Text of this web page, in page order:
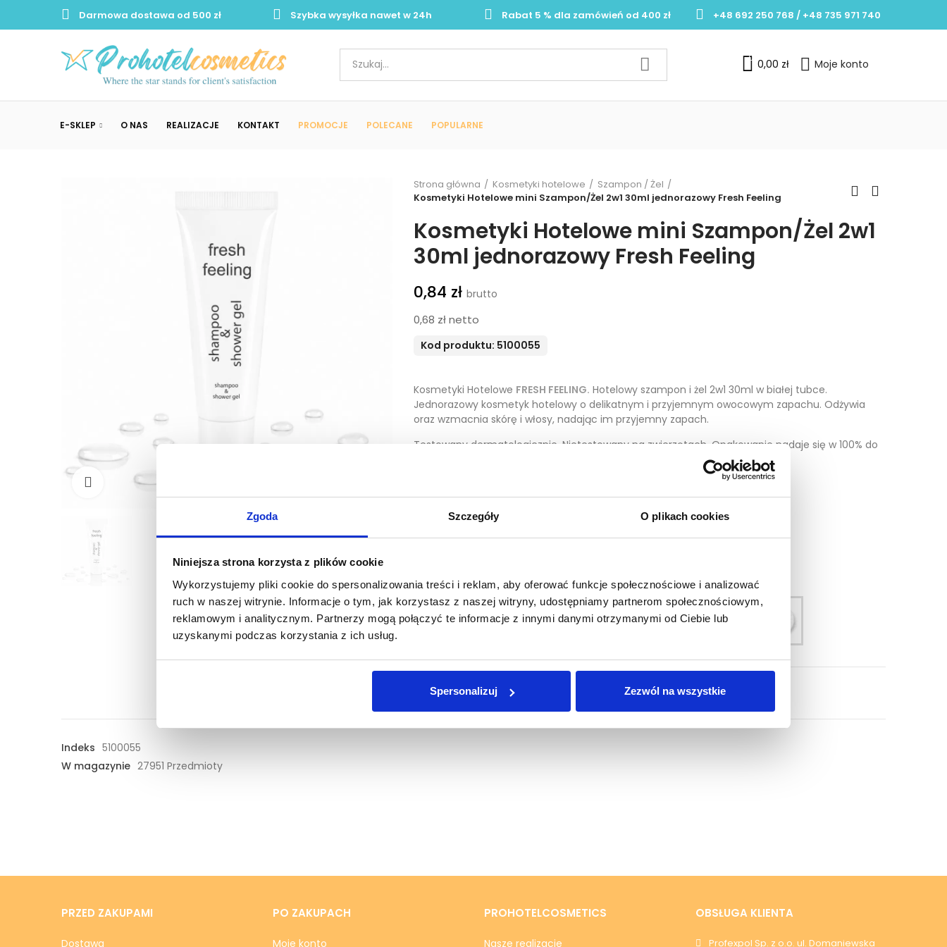
Zgoda Szczegóły O plikach cookies
Niniejsza strona korzysta z plików cookie
Wykorzystujemy pliki cookie do spersonalizowania treści i reklam, aby oferować funkcje społecznościowe i analizować
ruch w naszej witrynie. Informacje o tym, jak korzystasz z naszej witryny, udostępniamy partnerom społecznościowym,
reklamowym i analitycznym. Partnerzy mogą połączyć te informacje z innymi danymi otrzymanymi od Ciebie lub
uzyskanymi podczas korzystania z ich usług.
Spersonalizuj Zezwól na wszystkie
Darmowa dostawa od 500 zł Szybka wysyłka nawet w 24h Rabat 5 % dla zamówień od 400 zł +48 692 250 768 / +48 735 971 740
0 0,00 zł Moje konto
E-SKLEP O NAS REALIZACJE KONTAKT PROMOCJE POLECANE POPULARNE
Kliknij, aby powiększyć
Strona główna Kosmetyki hotelowe
Szampon / Żel
Kosmetyki Hotelowe mini Szampon/Żel 2w1 30ml jednorazowy Fresh Feeling
Kosmetyki Hotelowe mini Szampon/Żel 2w1
30ml jednorazowy Fresh Feeling
0,84 zł
0,68 zł netto
Kod produktu: 5100055
Kosmetyki Hotelowe FRESH FEELING. Hotelowy szampon i żel 2w1 30ml w białej tubce.
Jednorazowy kosmetyk hotelowy o delikatnym i przyjemnym owocowym zapachu. Odżywia
oraz wzmacnia skórę i włosy, nadając im przyjemny zapach.
Testowany dermatologicznie. Nietestowany na zwierzętach. Opakowanie nadaje się w 100% do
DODAJ DO KOSZYKA
Zobacz inne z tej linii
Indeks 5100055
W magazynie 27951 Przedmioty
PRZED ZAKUPAMI
Dostawa
PO ZAKUPACH
Moje konto
PROHOTELCOSMETICS
Nasze realizacje
OBSŁUGA KLIENTA
Profexpol Sp. z o.o. ul. Domaniewska